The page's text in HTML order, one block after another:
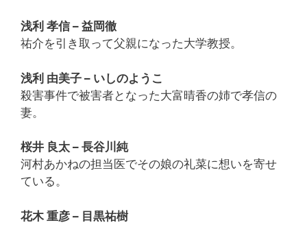
浅利 孝信 – 益岡徹
祐介を引き取って父親になった大学教授。
浅利 由美子 – いしのようこ
殺害事件で被害者となった大富晴香の姉で孝信の
妻。
桜井 良太 – 長谷川純
河村あかねの担当医でその娘の礼菜に想いを寄せ
ている。
花木 重彦 – 目黒祐樹